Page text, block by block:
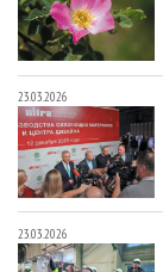
23.03.2026
23.03.2026